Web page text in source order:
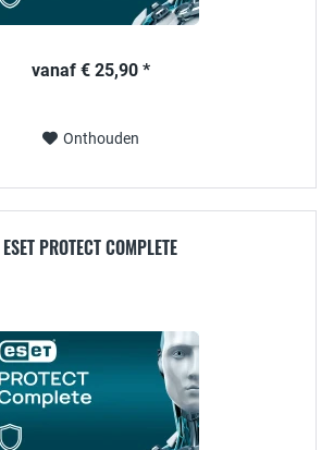
vanaf € 25,90 *
Onthouden
ESET PROTECT COMPLETE